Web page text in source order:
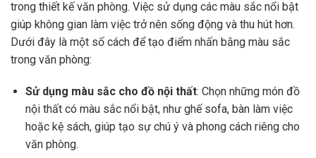
trong thiết kế văn phòng. Việc sử dụng các màu sắc nổi bật
giúp không gian làm việc trở nên sống động và thu hút hơn.
Dưới đây là một số cách để tạo điểm nhấn bằng màu sắc
trong văn phòng:
Sử dụng màu sắc cho đồ nội thất: Chọn những món đồ
nội thất có màu sắc nổi bật, như ghế sofa, bàn làm việc
hoặc kệ sách, giúp tạo sự chú ý và phong cách riêng cho
văn phòng.